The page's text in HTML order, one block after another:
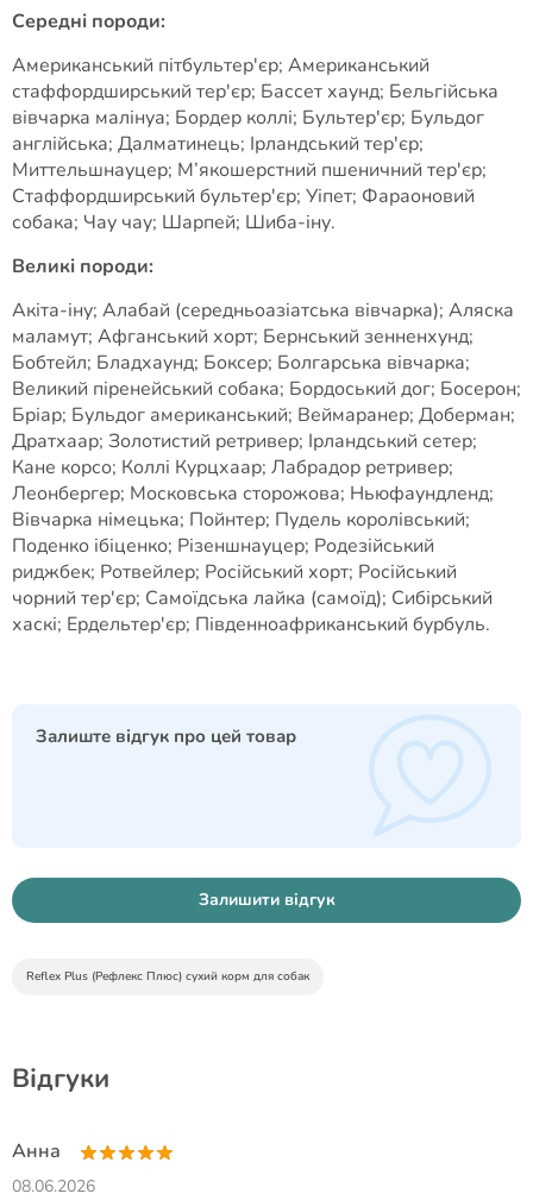
Середні породи:
Американський пітбультер'єр; Американський
стаффордширський тер'єр; Бассет хаунд; Бельгійська
вівчарка малінуа; Бордер коллі; Бультер'єр; Бульдог
англійська; Далматинець; Ірландський тер'єр;
Миттельшнауцер; М’якошерстний пшеничний тер'єр;
Стаффордширський бультер'єр; Уіпет; Фараоновий
собака; Чау чау; Шарпей; Шиба-іну.
Великі породи:
Акіта-іну; Алабай (середньоазіатська вівчарка); Аляска
маламут; Афганський хорт; Бернський зенненхунд;
Бобтейл; Бладхаунд; Боксер; Болгарська вівчарка;
Великий піренейський собака; Бордоський дог; Босерон;
Бріар; Бульдог американський; Веймаранер; Доберман;
Дратхаар; Золотистий ретривер; Ірландський сетер;
Кане корсо; Коллі Курцхаар; Лабрадор ретривер;
Леонбергер; Московська сторожова; Ньюфаундленд;
Вівчарка німецька; Пойнтер; Пудель королівський;
Поденко ібіценко; Різеншнауцер; Родезійський
риджбек; Ротвейлер; Російський хорт; Російський
чорний тер'єр; Самоїдська лайка (самоїд); Сибірський
хаскі; Ердельтер'єр; Південноафриканський бурбуль.
Залиште відгук про цей товар
Залишити відгук
Reflex Plus (Рефлекс Плюс) сухий корм для собак
Відгуки
Анна
08.06.2026